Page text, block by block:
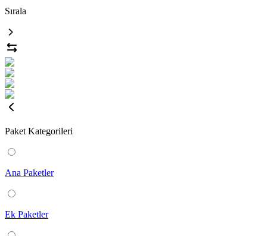
Sırala
Paket Kategorileri
Ana Paketler
Ek Paketler